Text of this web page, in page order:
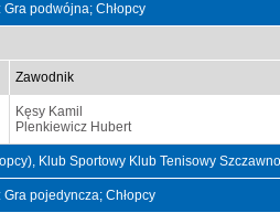
podwójna; Chłopcy
Zawodnik
Kęsy Kamil
Plenkiewicz Hubert
Klub Sportowy Klub Tenisowy
pojedyncza; Chłopcy